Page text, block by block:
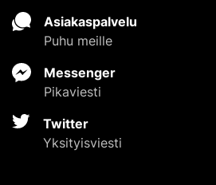
Asiakaspalvelu
Puhu meille
Messenger
Pikaviesti
Twitter
Yksityisviesti